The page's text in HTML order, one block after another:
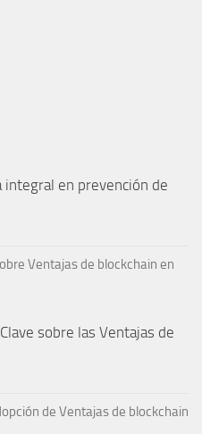
integral en prevención de
sobre las Ventajas de